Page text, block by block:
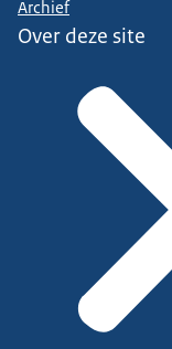
Archief
Over deze site